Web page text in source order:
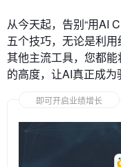
从今天起，告别“用AI
五个技巧，无论是利
其他主流工具，您都
的高度，让AI真正成为
即可开启业绩增长